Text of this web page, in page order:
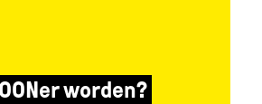
worden?